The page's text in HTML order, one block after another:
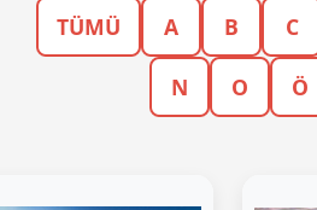
TÜMÜ A B C
N O Ö